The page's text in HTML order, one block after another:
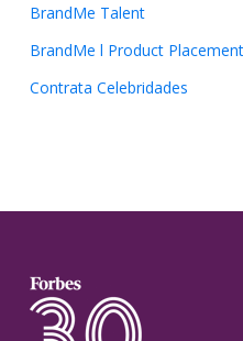
BrandMe Talent
BrandMe l Product Placement
Contrata Celebridades